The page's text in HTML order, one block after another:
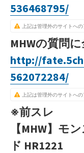
536468795/
上記は管理外のサイトへ
MHWの質問
http://
562072284/
上記は管理外のサイトへ
※前スレ
【MHW】モ
ド HR1221